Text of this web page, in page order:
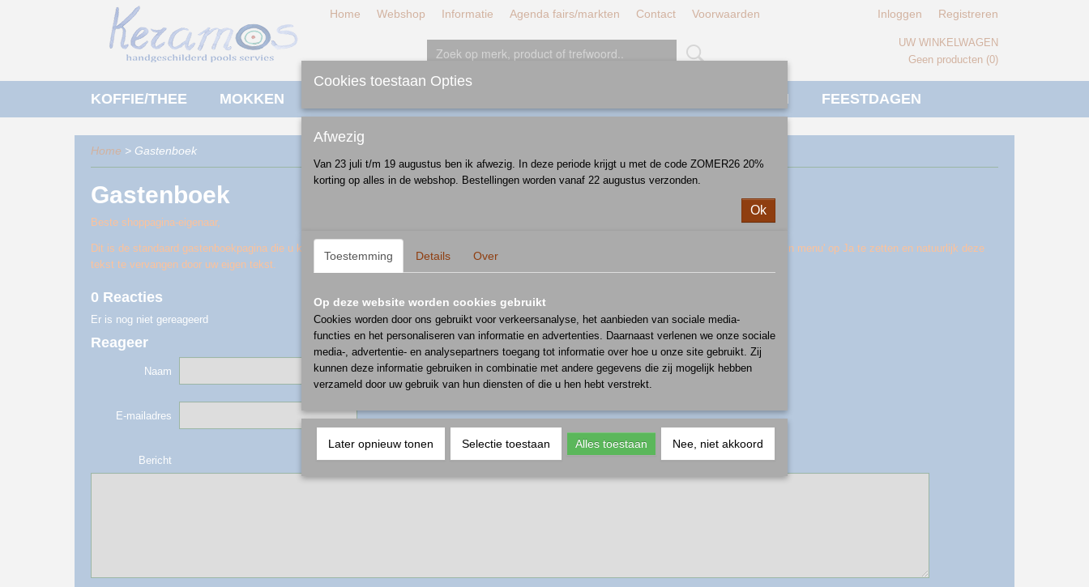
Home Webshop Informatie Agenda fairs/markten Contact Voorwaarden Inloggen Registreren
UW WINKELWAGEN
Geen producten (0)
KOFFIE/THEE MOKKEN DIVERSEN FEESTDAGEN
Home > Gastenboek
Gastenboek
Beste shoppagina-eigenaar,
Dit is de standaard gastenboekpagina die u kunt gebruiken in uw eigen webshop! Het enige wat u hoeft te doen is onder het tabje Menu opties 'Toon in menu' op Ja te zetten en natuurlijk deze
tekst te vervangen door uw eigen tekst.
0 Reacties
Er is nog niet gereageerd
Reageer
Naam
E-mailadres
Bericht
Cookies toestaan Opties
Afwezig
Van 23 juli t/m 19 augustus ben ik afwezig. In deze periode krijgt u met de code ZOMER26 20%
korting op alles in de webshop. Bestellingen worden vanaf 22 augustus verzonden.
Ok
Toestemming Details Over
Op deze website worden cookies gebruikt
Cookies worden door ons gebruikt voor verkeersanalyse, het aanbieden van sociale media-
functies en het personaliseren van informatie en advertenties. Daarnaast verlenen we onze sociale
media-, advertentie- en analysepartners toegang tot informatie over hoe u onze site gebruikt. Zij
kunnen deze informatie gebruiken in combinatie met andere gegevens die zij mogelijk hebben
verzameld door uw gebruik van hun diensten of die u hen hebt verstrekt.
Later opnieuw tonen Selectie toestaan Alles toestaan Nee, niet akkoord